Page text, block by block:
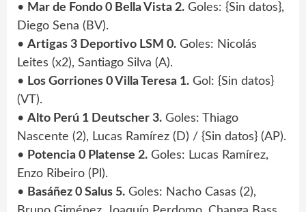
• Mar de Fondo 0 Bella Vista 2. Goles: {Sin datos},
Diego Sena (BV).
• Artigas 3 Deportivo LSM 0. Goles: Nicolás
Leites (x2), Santiago Silva (A).
• Los Gorriones 0 Villa Teresa 1. Gol: {Sin datos}
(VT).
• Alto Perú 1 Deutscher 3. Goles: Thiago
Nascente (2), Lucas Ramírez (D) / {Sin datos} (AP).
• Potencia 0 Platense 2. Goles: Lucas Ramírez,
Enzo Ribeiro (Pl).
• Basáñez 0 Salus 5. Goles: Nacho Casas (2),